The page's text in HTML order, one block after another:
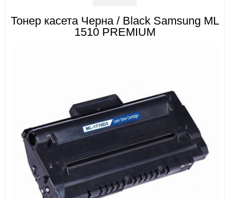
ИЗКУСТВА
КНИГИ И УЧЕБНИЦИ
БДП
НОВИ
ПРОМОЦИИ
S.T.E.M.
Тонер касета Черна / Black Samsung ML
1510 PREMIUM